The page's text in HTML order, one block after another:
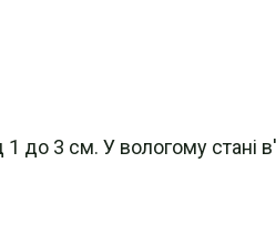
до 3 см. У вологому стані